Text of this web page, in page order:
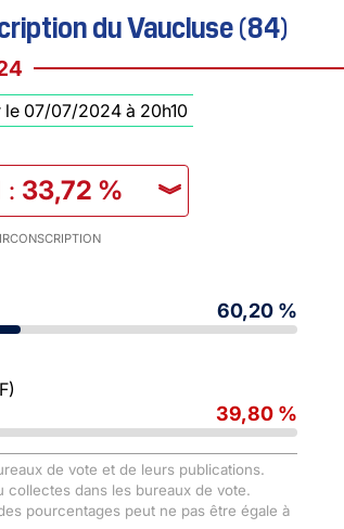
du Vaucluse (84)
le 07/07/2024 à 20h10
: 33,72 % ︾
60,20 %
39,80 %
de vote et de leurs publications.
dans les bureaux de vote.
pourcentages peut ne pas être égale à